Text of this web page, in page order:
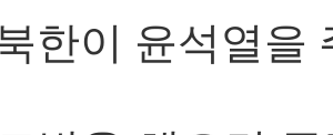
한이 윤석열을